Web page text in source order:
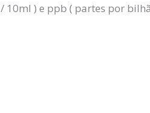
10ml ) e ppb ( partes por